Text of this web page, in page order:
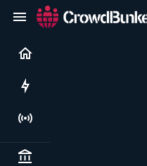
Live
Politics & institutions